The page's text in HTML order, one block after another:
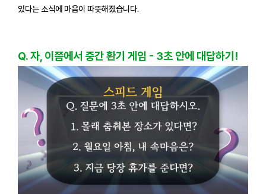
있다는 소식에 마음이 따뜻해졌습니다.
Q. 자, 이쯤에서 중간 환기 게임 - 3초 안에 대답하기!